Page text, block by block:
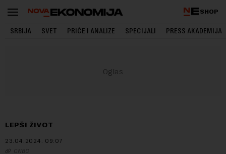
SHOP
SRBIJA SVET PRIČE I ANALIZE SPECIJALI PRESS AKADEMIJA
LEPŠI ŽIVOT
23.04.2024. 09:07
CNBC